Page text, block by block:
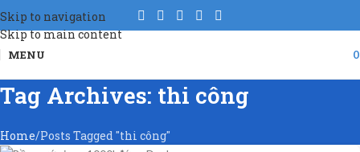
Skip to navigation
Skip to main content
MENU
Tag Archives: thi công
Home Posts Tagged "thi công"
29
TH12